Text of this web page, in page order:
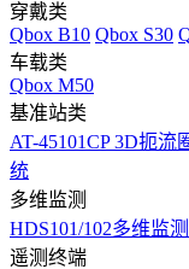
穿戴类
Qbox B10 Qbox S30
车载类
Qbox M50
基准站类
AT-45101CP 3D扼流
统
多维监测
HDS101/102多维监
遥测终端